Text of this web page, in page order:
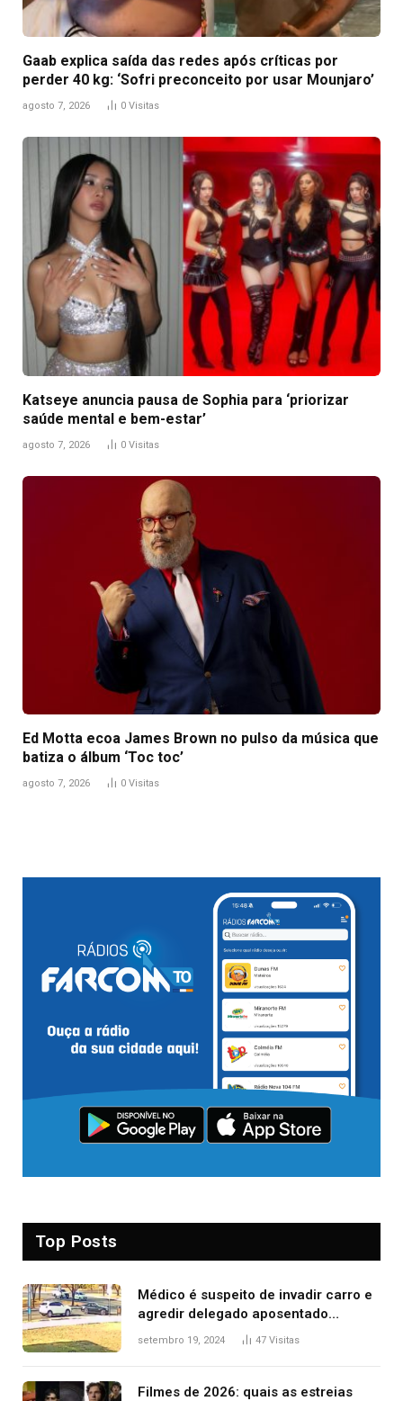
Gaab explica saída das redes após críticas por
perder 40 kg: ‘Sofri preconceito por usar Mounjaro’
agosto 7, 2026 0 Visitas
Katseye anuncia pausa de Sophia para ‘priorizar
saúde mental e bem-estar’
agosto 7, 2026 0 Visitas
Ed Motta ecoa James Brown no pulso da música que
batiza o álbum ‘Toc toc’
agosto 7, 2026 0 Visitas
Top Posts
Médico é suspeito de invadir carro e
agredir delegado aposentado
durante confusão no trânsito
setembro 19, 2024 47 Visitas
Filmes de 2026: quais as estreias